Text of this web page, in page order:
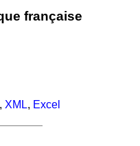
française
, XML, Excel